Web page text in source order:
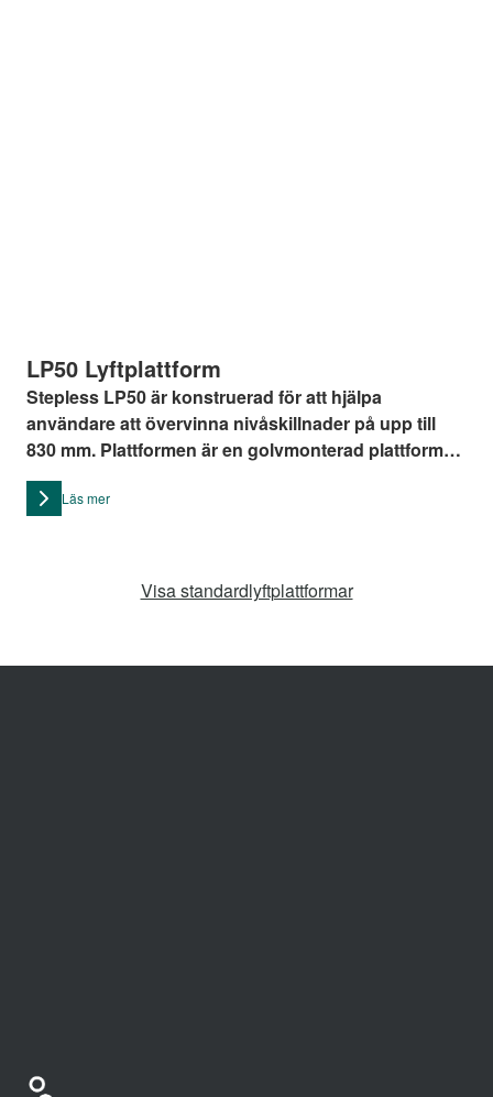
LP50 Lyftplattform
Stepless LP50 är konstruerad för att hjälpa
användare att övervinna nivåskillnader på upp till
830 mm. Plattformen är en golvmonterad plattform
för vertikala lyft inomhus med en maximal
lyftkapacitet på 375 kg.
Läs mer
Visa standardlyftplattformar